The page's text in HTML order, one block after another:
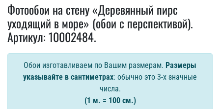
Фотообои на стену «Деревянный пирс
уходящий в море» (обои с перспективой).
Артикул: 10002484.
Обои изготавливаем по Вашим размерам. Размеры
указывайте в сантиметрах: обычно это 3-х значные
числа.
(1 м. = 100 см.)